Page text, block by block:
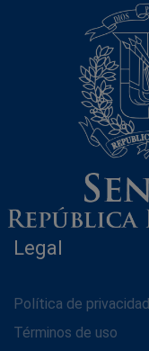
Legal
Política de privacidad
Términos de uso